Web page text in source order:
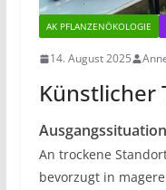
AK PFLANZENÖKOLOGIE
14. August 2025
Künstlicher
Ausgangssituation
An trockene
bevorzugt in